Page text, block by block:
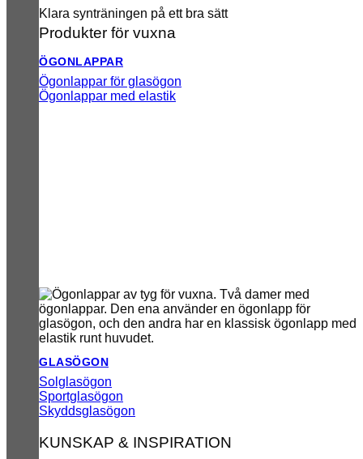
Klara synträningen på ett bra sätt
Produkter för vuxna
ÖGONLAPPAR
Ögonlappar för glasögon
Ögonlappar med elastik
GLASÖGON
Solglasögon
Sportglasögon
Skyddsglasögon
KUNSKAP & INSPIRATION